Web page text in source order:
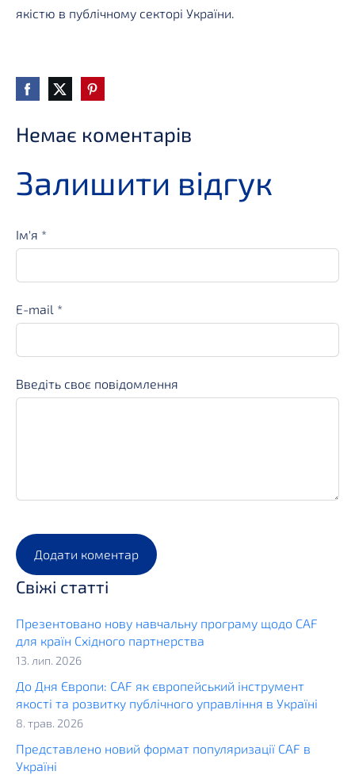
Свіжі статті
Презентовано нову навчальну програму щодо CAF
для країн Східного партнерства
13. лип. 2026
До Дня Європи: CAF як європейський інструмент
якості та розвитку публічного управління в Україні
8. трав. 2026
Представлено новий формат популяризації CAF в
Україні
якістю в публічному секторі України.
Немає коментарів
Залишити відгук
Ім'я *
E-mail *
Введіть своє повідомлення